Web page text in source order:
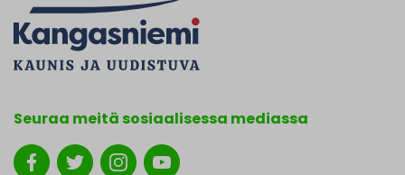
Seuraa meitä sosiaalisessa mediassa